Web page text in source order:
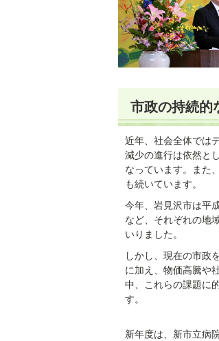
市政の持続的
近年、社会全体では
減少の進行は依然と
なっています。また
も続いています。
今年、岩見沢市は平
など、それぞれの地
いりました。
しかし、現在の市政
に加え、物価高騰や
中、これらの課題に
す。
新年度は、新市立病